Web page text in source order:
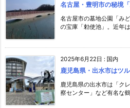
名古屋・豊明市の秘境
名古屋市の墓地公園「み
の宝庫「勅使池」。近年
2025年6月22日 : 国内
鹿児島県・出水市はツ
鹿児島県の出水市は「ク
察センター」など有名な